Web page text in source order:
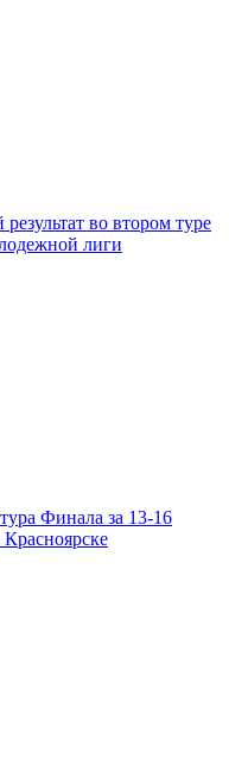
во втором туре
лиги
Финала за 13-16